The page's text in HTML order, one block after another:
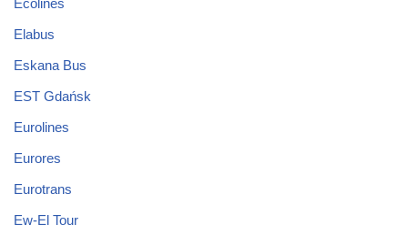
Elabus
Eskana Bus
EST Gdańsk
Eurolines
Eurores
Eurotrans
Ew-El Tour